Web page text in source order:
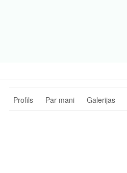
Profils Par mani Galerijas